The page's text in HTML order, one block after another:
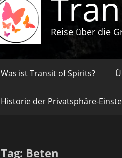
Reise über die
Was ist Transit of Spirits?
Historie der Privatsphäre-
Tag: Beten